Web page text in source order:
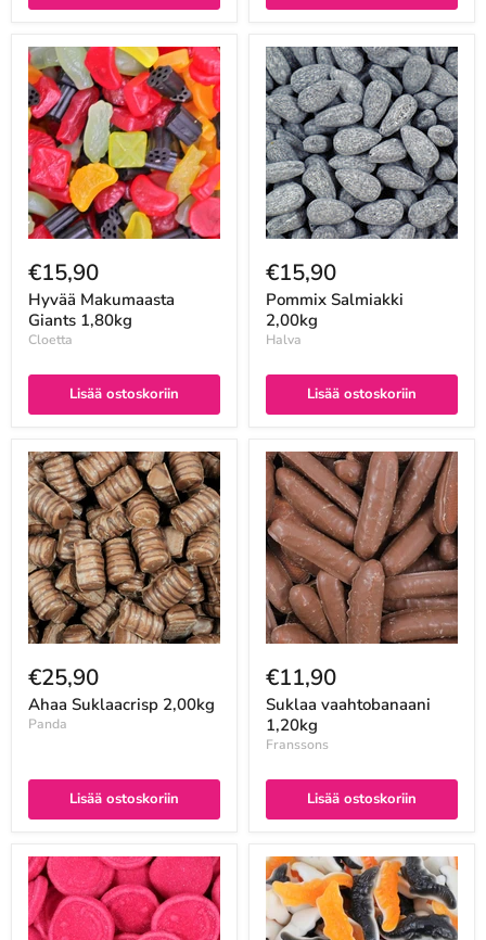
€15,90
Hyvää Makumaasta
Giants 1,80kg
Cloetta
Lisää ostoskoriin
€15,90
Pommix Salmiakki
2,00kg
Halva
Lisää ostoskoriin
€25,90
Ahaa Suklaacrisp 2,00kg
Panda
Lisää ostoskoriin
€11,90
Suklaa vaahtobanaani
1,20kg
Franssons
Lisää ostoskoriin